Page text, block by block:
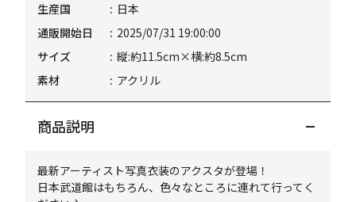
生産国
日本
通販開始日
2025/07/31 19:00:00
サイズ
縦:約11.5cm×横:約8.5cm
素材
アクリル
商品説明
最新アーティスト写真衣装のアクスタが登場！
日本武道館はもちろん、色々なところに連れて行ってく